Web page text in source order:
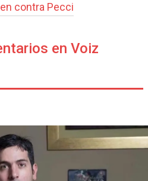
contra Pecci
en Voiz